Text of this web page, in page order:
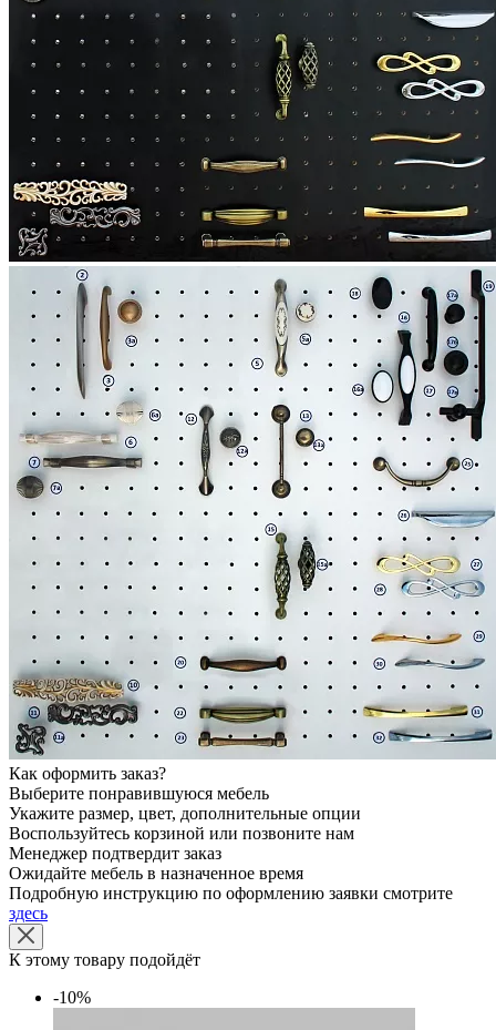
Как оформить заказ?
Выберите понравившуюся мебель
Укажите размер, цвет, дополнительные опции
Воспользуйтесь корзиной или позвоните нам
Менеджер подтвердит заказ
Ожидайте мебель в назначенное время
Подробную инструкцию по оформлению заявки смотрите
здесь
К этому товару подойдёт
-10%